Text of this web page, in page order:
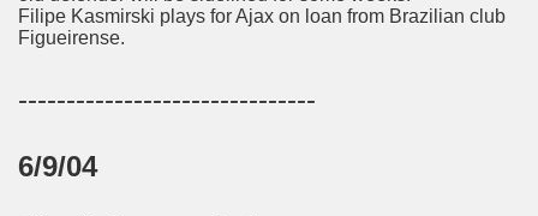
Filipe Kasmirski plays for Ajax on loan from Brazilian club
Figueirense.
-------------------------------
6/9/04